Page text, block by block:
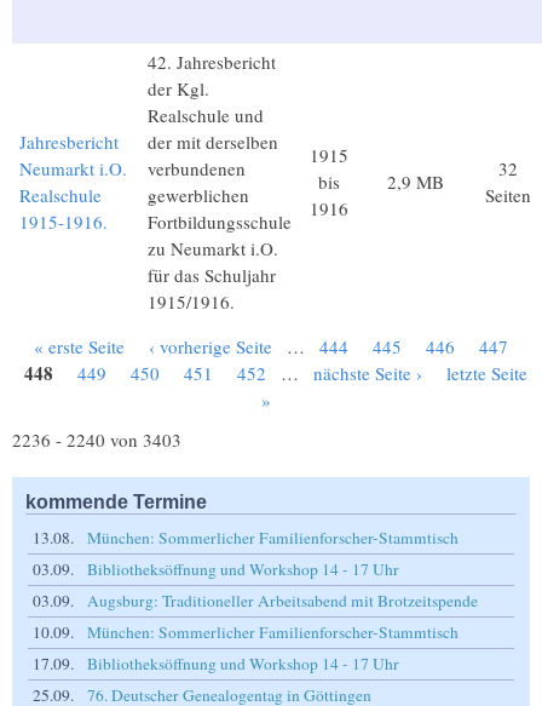
Jahresbericht
Neumarkt i.O.
Realschule
1915-1916.
42. Jahresbericht
der Kgl.
Realschule und
der mit derselben
verbundenen
gewerblichen
Fortbildungsschule
zu Neumarkt i.O.
für das Schuljahr
1915/1916.
1915
bis
1916
2,9 MB
32
Seiten
Seiten
« erste Seite ‹ vorherige Seite … 444 445 446 447
448 449 450 451 452 … nächste Seite ›
letzte Seite
»
2236 - 2240 von 3403
kommende Termine
13.08.
München: Sommerlicher Familienforscher-Stammtisch
03.09.
Bibliotheksöffnung und Workshop 14 - 17 Uhr
03.09.
Augsburg: Traditioneller Arbeitsabend mit Brotzeitspende
10.09.
München: Sommerlicher Familienforscher-Stammtisch
17.09.
Bibliotheksöffnung und Workshop 14 - 17 Uhr
25.09.
76. Deutscher Genealogentag in Göttingen